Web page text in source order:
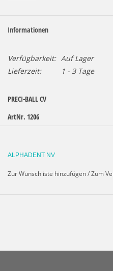
Informationen
Verfügbarkeit: Auf Lager
Lieferzeit:
1 - 3 Tage
PRECI-BALL CV
ArtNr. 1206
Ausschraubbare Titanpatrize
Edelmetalllegierungen.
Ausführliche Informationen>
ALPHADENT NV
Zur Wunschliste hinzufügen/Zum